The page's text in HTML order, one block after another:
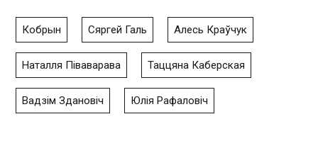
Кобрын Сяргей Галь Алесь Краўчук
Наталля Піваварава Таццяна Каберская
Вадзім Здановіч Юлія Рафаловіч